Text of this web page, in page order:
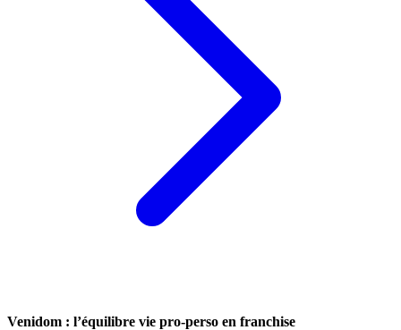
Venidom : l’équilibre vie pro-perso en franchise